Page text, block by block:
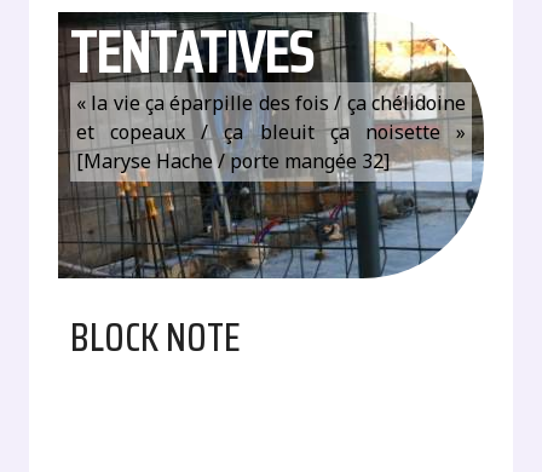
TENTATIVES
« la vie ça éparpille des fois / ça chélidoine
et copeaux / ça bleuit ça noisette »
[Maryse Hache / porte mangée 32]
BLOCK NOTE